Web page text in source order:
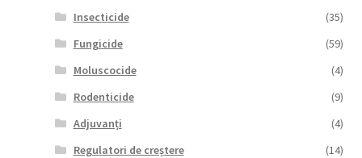
Insecticide
(35)
Fungicide
(59)
Moluscocide
(4)
Rodenticide
(9)
Adjuvanți
(4)
Regulatori de creștere
(14)